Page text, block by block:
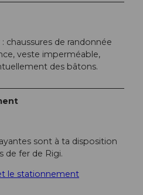
chaussures de randonnée
veste imperméable,
des bâtons.
sont à ta disposition
de fer de Rigi.
le stationnement